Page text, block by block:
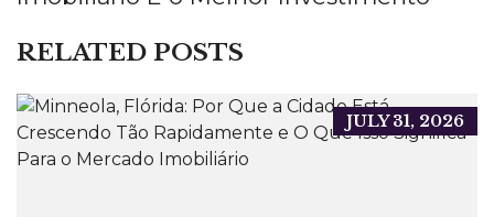
RELATED POSTS
JULY 31, 2026